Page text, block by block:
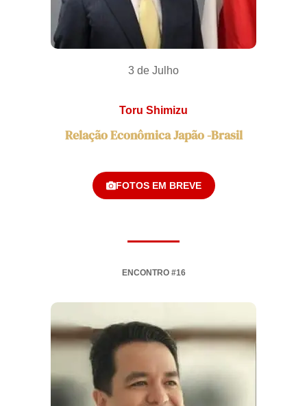
3 de Julho
Toru Shimizu
Relação Econômica Japão -Brasil
FOTOS EM BREVE
ENCONTRO #16